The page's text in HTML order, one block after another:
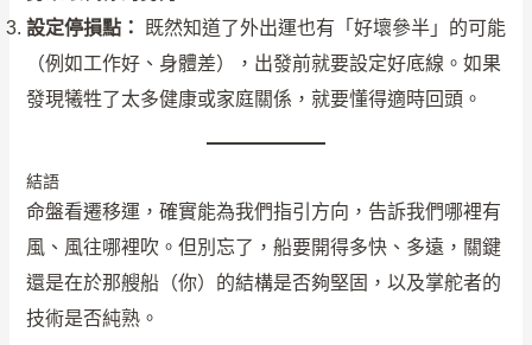
設定停損點：
既然知道了外出運也有「好壞參半」的可能
（例如工作好、身體差），出發前就要設定好底線。如果
發現犧牲了太多健康或家庭關係，就要懂得適時回頭。
結語
命盤看遷移運，確實能為我們指引方向，告訴我們哪裡有
風、風往哪裡吹。但別忘了，船要開得多快、多遠，關鍵
還是在於那艘船（你）的結構是否夠堅固，以及掌舵者的
技術是否純熟。